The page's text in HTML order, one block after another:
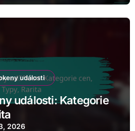
události
události: Kategorie
2026